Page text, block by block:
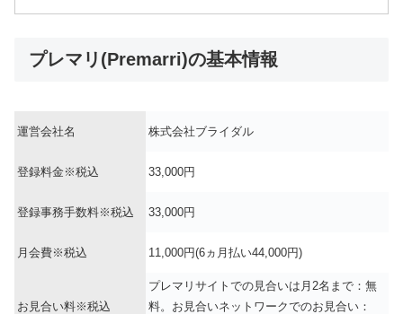
プレマリ(Premarri)の基本情報
運営会社名 株式会社ブライダル
登録料金※税込 33,000円
登録事務手数料※税込 33,000円
月会費※税込 11,000円(6ヵ月払い44,000円)
お見合い料※税込
プレマリサイトでの見合いは月2名まで：無
料。お見合いネットワークでのお見合い：